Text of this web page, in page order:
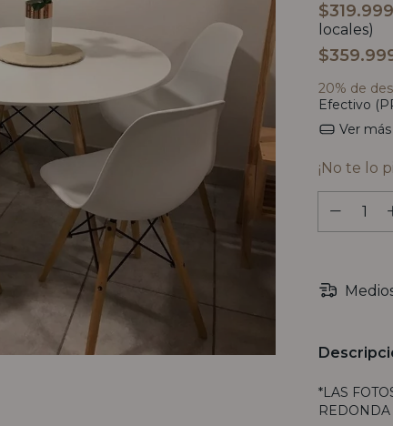
locales)
20% de
Efectivo
Ver
¡No te lo
*LAS